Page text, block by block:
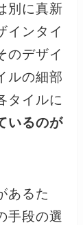
別に真新
インタイ
のデザイ
ルの細部
タイルに
いるのが
あるた
手段の選